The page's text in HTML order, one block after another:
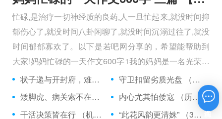
忙碌,是治疗一切神经质的良药,人一旦忙起来,就没时间抑
郁伤心了,就没时间八卦闲聊了,就没时间沉溺过往了,就没
时间郁郁寡欢了。以下是若吧网分享的，希望能帮助到
大家!妈妈忙碌的一天作文600字1我的妈妈是一名光荣的
人民警察，她总有做不完的事情。
状子递与开封府，难忍怒气心中生 （5字口语）
守卫扣留劣质光盘 （5字常言）
矮脚虎、病关索不在，智多星、行者前往此处 （七字俗语）
内心尤其怕倭寇 （历法用语一卷帘）
干活决策皆在行 （机构简称二）
“此花风韵更清姝” （3字手机品牌）